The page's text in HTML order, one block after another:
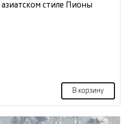
стиле Пионы
В корзину